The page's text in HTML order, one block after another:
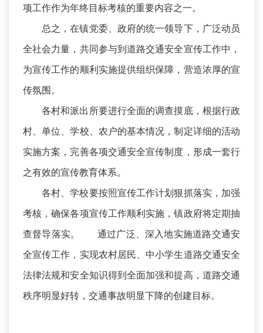
项工作作为年终目标考核的重要内容之一。
总之，在镇党委、政府的统一领导下，广泛动员
全社会力量，共同参与到道路交通安全宣传工作中，
为宣传工作的顺利实施提供组织保障，营造浓厚的宣
传氛围。
各村和派出所要进行全面的调查摸底，根据行政
村、单位、学校、农户的基本情况，制定详细的活动
实施方案，完善各项交通安全宣传制度，形成一套行
之有效的宣传教育体系。
各村、学校要按照宣传工作计划狠抓落实，加强
考核，确保各项宣传工作顺利实施，镇政府将定期抽
查督导落实。 通过广泛、深入地实施道路交通安
全宣传工作，实现农村居民、中小学生道路交通安全
法律法规和安全知识得到全面加强和提高，道路交通
秩序明显好转，交通事故明显下降的创建目标。